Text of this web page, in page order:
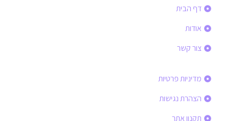
דף הבית
אודות
צור קשר
מדיניות פרטיות
הצהרת נגישות
תקנון אתר